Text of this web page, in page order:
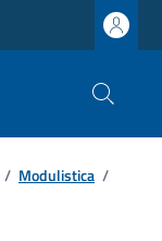
/ Modulistica /